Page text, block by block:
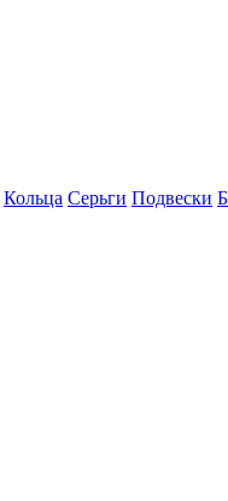
Кольца Серьги Подвески